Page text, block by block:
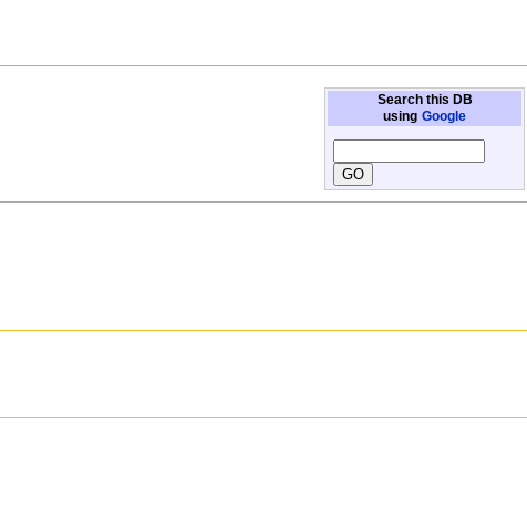
Search this DB
using Google